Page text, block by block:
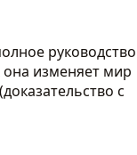
руководство
изменяет мир
с